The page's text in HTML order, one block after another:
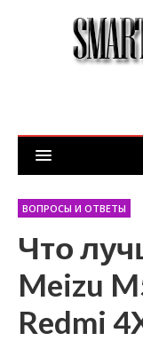
ВОПРОСЫ И ОТВЕТЫ
Что
Meizu
Redmi